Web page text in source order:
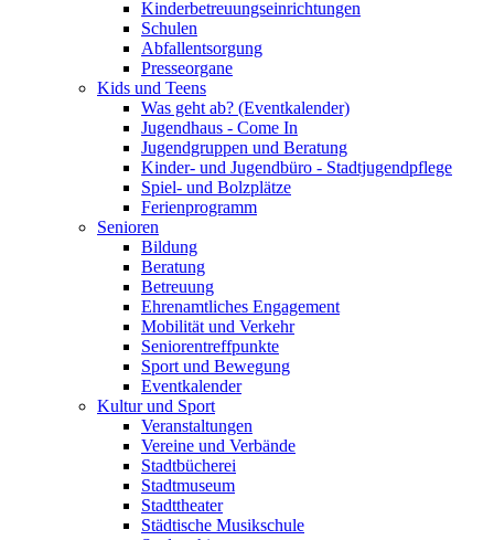
Kinderbetreuungseinrichtungen
Schulen
Abfallentsorgung
Presseorgane
Kids und Teens
Was geht ab? (Eventkalender)
Jugendhaus - Come In
Jugendgruppen und Beratung
Kinder- und Jugendbüro - Stadtjugendpflege
Spiel- und Bolzplätze
Ferienprogramm
Senioren
Bildung
Beratung
Betreuung
Ehrenamtliches Engagement
Mobilität und Verkehr
Seniorentreffpunkte
Sport und Bewegung
Eventkalender
Kultur und Sport
Veranstaltungen
Vereine und Verbände
Stadtbücherei
Stadtmuseum
Stadttheater
Städtische Musikschule